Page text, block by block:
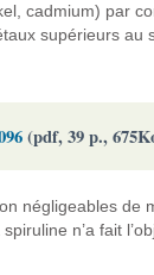
cadmium) par
supérieurs au
(pdf, 39 p.,
négligeables de
n’a fait